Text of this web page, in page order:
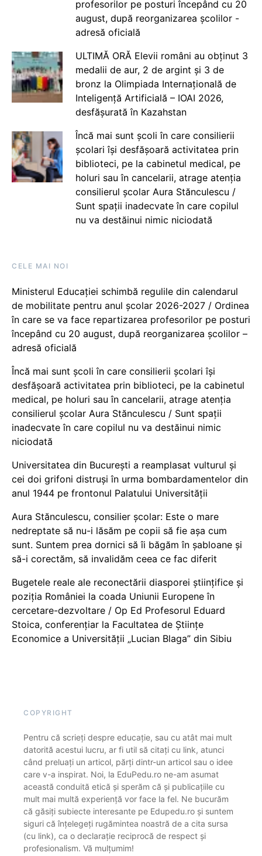
profesorilor pe posturi începând cu 20
august, după reorganizarea școlilor -
adresă oficială
ULTIMĂ ORĂ Elevii români au obținut 3
medalii de aur, 2 de argint și 3 de
bronz la Olimpiada Internațională de
Inteligență Artificială – IOAI 2026,
desfășurată în Kazahstan
Încă mai sunt școli în care consilierii
școlari își desfășoară activitatea prin
biblioteci, pe la cabinetul medical, pe
holuri sau în cancelarii, atrage atenția
consilierul școlar Aura Stănculescu /
Sunt spații inadecvate în care copilul
nu va destăinui nimic niciodată
CELE MAI NOI
Ministerul Educației schimbă regulile din calendarul
de mobilitate pentru anul școlar 2026-2027 / Ordinea
în care se va face repartizarea profesorilor pe posturi
începând cu 20 august, după reorganizarea școlilor –
adresă oficială
Încă mai sunt școli în care consilierii școlari își
desfășoară activitatea prin biblioteci, pe la cabinetul
medical, pe holuri sau în cancelarii, atrage atenția
consilierul școlar Aura Stănculescu / Sunt spații
inadecvate în care copilul nu va destăinui nimic
niciodată
Universitatea din București a reamplasat vulturul și
cei doi grifoni distruși în urma bombardamentelor din
anul 1944 pe frontonul Palatului Universității
Aura Stănculescu, consilier școlar: Este o mare
nedreptate să nu-i lăsăm pe copii să fie așa cum
sunt. Suntem prea dornici să îi băgăm în șabloane și
să-i corectăm, să invalidăm ceea ce fac diferit
Bugetele reale ale reconectării diasporei științifice și
poziția României la coada Uniunii Europene în
cercetare-dezvoltare / Op Ed Profesorul Eduard
Stoica, conferențiar la Facultatea de Științe
Economice a Universității „Lucian Blaga” din Sibiu
COPYRIGHT
Pentru că scrieți despre educație, sau cu atât mai mult
datorită acestui lucru, ar fi util să citați cu link, atunci
când preluați un articol, părți dintr-un articol sau o idee
care v-a inspirat. Noi, la EduPedu.ro ne-am asumat
această conduită etică și sperăm că și publicațiile cu
mult mai multă experiență vor face la fel. Ne bucurăm
că găsiți subiecte interesante pe Edupedu.ro și suntem
siguri că înțelegeți rugămintea noastră de a cita sursa
(cu link), ca o declarație reciprocă de respect și
profesionalism. Vă mulțumim!